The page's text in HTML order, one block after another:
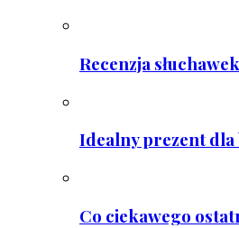
Recenzja
Idealny prezent dla
Co ciekawego